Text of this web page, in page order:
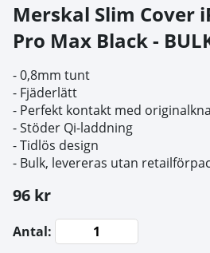
Merskal Slim Cover
Pro Max Black -
- 0,8mm tunt
- Fjäderlätt
- Perfekt kontakt med
- Stöder Qi-laddning
- Tidlös design
- Bulk, levereras utan
96 kr
Antal: